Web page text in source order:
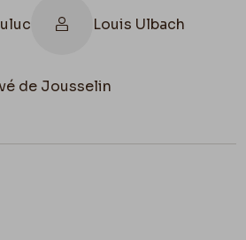
Louis Ulbach
de Jousselin